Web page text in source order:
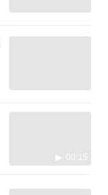
00:15